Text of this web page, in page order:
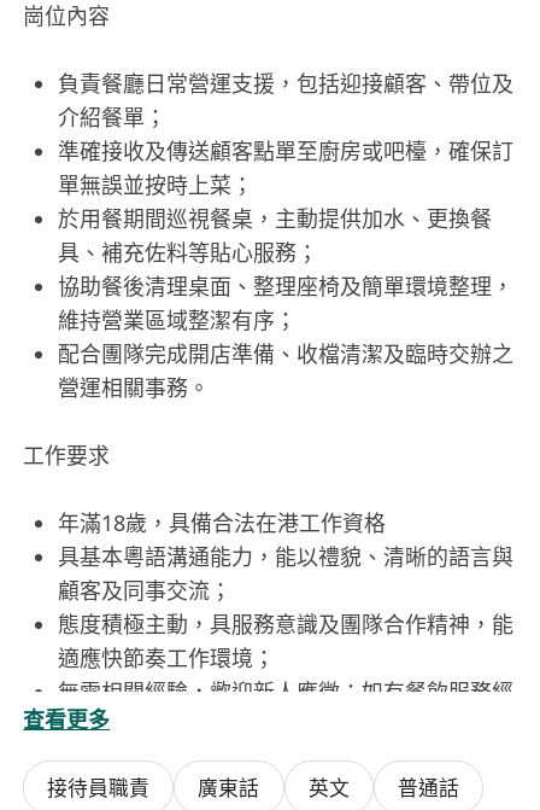
崗位內容
負責餐廳日常營運支援，包括迎接顧客、帶位及
介紹餐單；
準確接收及傳送顧客點單至廚房或吧檯，確保訂
單無誤並按時上菜；
於用餐期間巡視餐桌，主動提供加水、更換餐
具、補充佐料等貼心服務；
協助餐後清理桌面、整理座椅及簡單環境整理，
維持營業區域整潔有序；
配合團隊完成開店準備、收檔清潔及臨時交辦之
營運相關事務。
工作要求
年滿18歲，具備合法在港工作資格
具基本粵語溝通能力，能以禮貌、清晰的語言與
顧客及同事交流；
態度積極主動，具服務意識及團隊合作精神，能
適應快節奏工作環境；
無需相關經驗，歡迎新人應徵；如有餐飲服務經
驗者將予優先考慮；
可配合輪班安排，包括週末、公眾假期及晚市時
段，每週可提供至少兩天兼職時數。
查看更多
接待員職責 廣東話 英文 普通話